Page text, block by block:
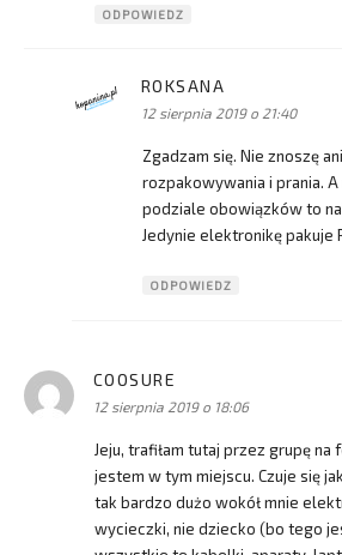
ODPOWIEDZ
ROKSANA
12 sierpnia 2019 o 21:40
Zgadzam się. Nie znoszę
rozpakowywania i prania.
podziale obowiązków to
Jedynie elektronikę pakuje
ODPOWIEDZ
COOSURE
12 sierpnia 2019 o 18:06
Jeju, trafiłam tutaj przez grupę na
jestem w tym miejscu. Czuje się
tak bardzo dużo wokół mnie
wycieczki, nie dziecko (bo tego